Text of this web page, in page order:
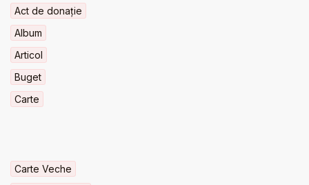
Act de donație
Album
Articol
Buget
Carte
Carte Veche